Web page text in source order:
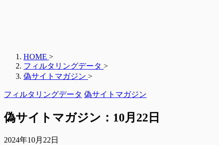
HOME >
フィルタリングデータ >
偽サイトマガジン >
フィルタリングデータ 偽サイトマガジン
偽サイトマガジン：10月22日
2024年10月22日